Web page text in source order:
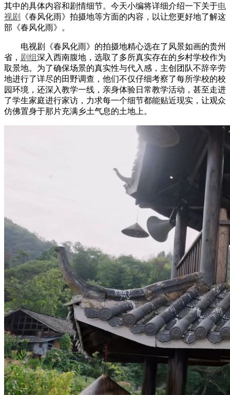
其中的具体内容和剧情细节。今天小编将详细介绍一下关于电
视剧
《春风化雨》拍摄地等方面的内容，以让您更好地了解这
部《春风化雨》。
电视剧《春风化雨》的拍摄地精心选在了风景如画的贵州
省， 剧组深入西南腹地，选取了多所真实存在的乡村学校作为
取景地。为了确保场景的真实性与代入感，主创团队不辞辛劳
地进行了详尽的田野调查，他们不仅仔细考察了每所学校的校
园环境，还深入教学一线，亲身体验日常教学活动，甚至走进
了学生家庭进行家访，力求每一个细节都能贴近现实，让观众
仿佛置身于那片充满乡土气息的土地上。